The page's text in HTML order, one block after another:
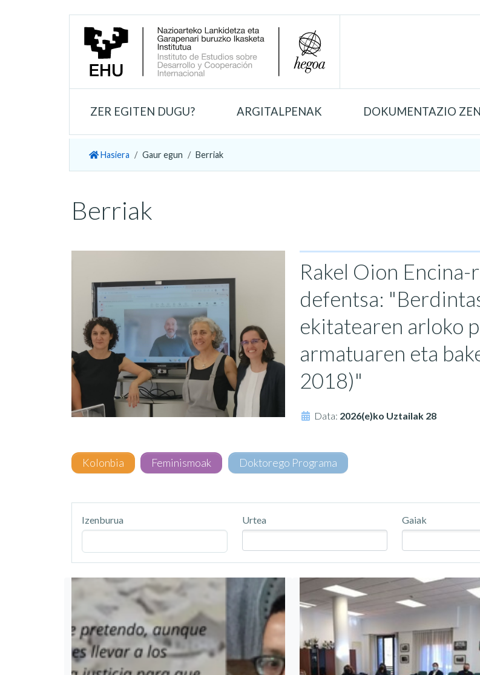
ZER EGITEN DUGU? ARGITALPENAK DOKUMENTAZIO
Hasiera Gaur egun Berriak
Berriak
Rakel Oion
defentsa:
ekitatearen arloko
armatuaren eta
2018)"
Data: 2026(e)ko Uztailak 28
Kolonbia Feminismoak Doktorego Programa
Izenburua Urtea Gaiak